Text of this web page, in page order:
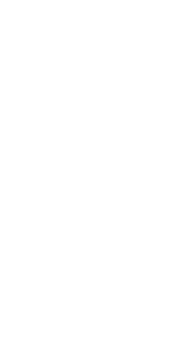
Rénov Style est
projet complet
qu’extérieure.
travaux de
constructions de
pratiquons
peut rénover
spécifiques.
carrelage,
ailleurs
plafonds, etc.
prestations
verrière ou la